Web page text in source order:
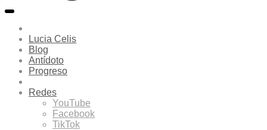
Lucia Celis
Blog
Antídoto
Progreso
Redes
YouTube
Facebook
TikTok